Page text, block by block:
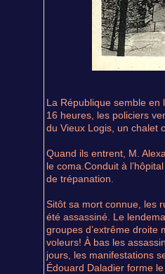
La République semble en
16 heures, les policiers
du Vieux Logis, un chalet
Quand ils entrent, M.
le coma.Conduit à
de trépanation.
Sitôt sa mort connue, les
été assassiné. Le
groupes d’extrême droite
voleurs! À bas les
jours, les manifestations
Édouard Daladier forme